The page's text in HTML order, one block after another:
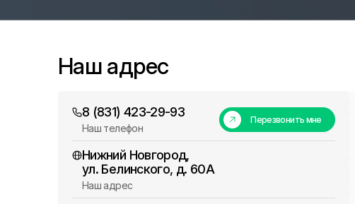
Наш адрес
8 (831) 423-29-93
Наш телефон
Перезвонить мне
Нижний Новгород,
ул. Белинского, д. 60А
Наш адрес